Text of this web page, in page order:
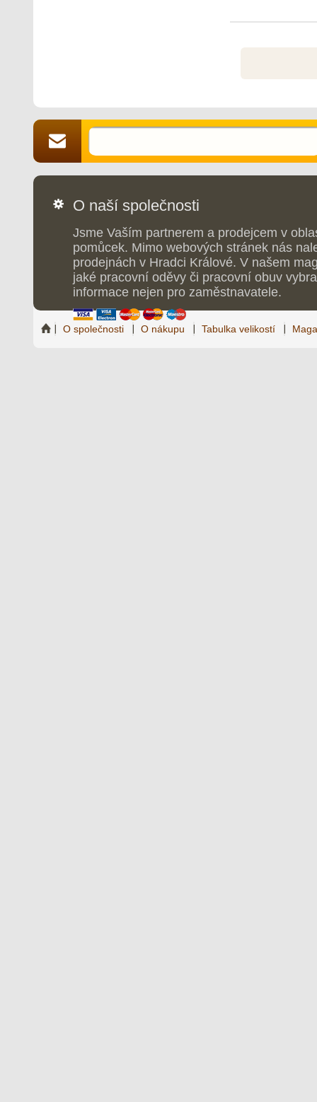
O naší společnosti
Jsme Vaším partnerem a prodejcem v
pomůcek. Mimo webových stránek nás
prodejnách v Hradci Králové. V našem
jaké pracovní oděvy či pracovní obuv
informace nejen pro zaměstnavatele.
O společnosti O nákupu Tabulka velikostí